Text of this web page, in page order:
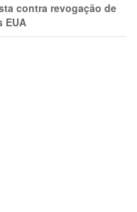
contra revogação de
EUA